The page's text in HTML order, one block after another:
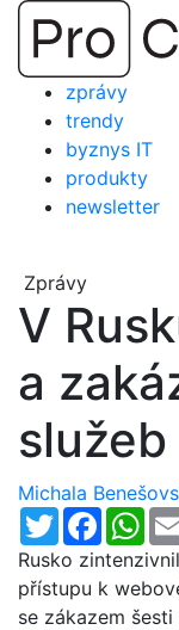
Přejít
obsah
zprávy
trendy
byznys IT
produkty
newsletter
Zprávy
V
a
služeb
Michala
Twitter
Rusko
přístupu k
se zákazem